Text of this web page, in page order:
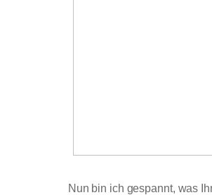
Nun bin ich gespannt, was